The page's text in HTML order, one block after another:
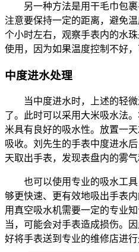
另一种方法是用干毛巾包
注意要保持一定的距离，避免
个小时左右，观察手表内的水
使用，因为如果温度控制不好，
中度进水处理
当中度进水时，上述的轻
了。此时可以采用大米吸水法
米具有良好的吸水性。放置一
吸收。刘先生的手表中度进水
天取出手表，发现表盘内的雾气
也可以使用专业的吸水工
够更快速、更有效地吸出手表
用真空吸水机需要一定的专业
当，可能会对手表造成损伤。
好将手表送到专业的维修店进行